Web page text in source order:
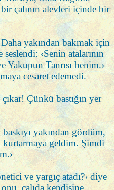
çalının alevleri içinde bir
yakından bakmak için
‹Senin atalarının
Yakupun Tanrısı benim.›
cesaret edemedi.
çıkar! Çünkü bastığın yer
baskıyı yakından gördüm,
geldim. Şimdi
ve yargıç atadı?› diye
çalıda kendisine